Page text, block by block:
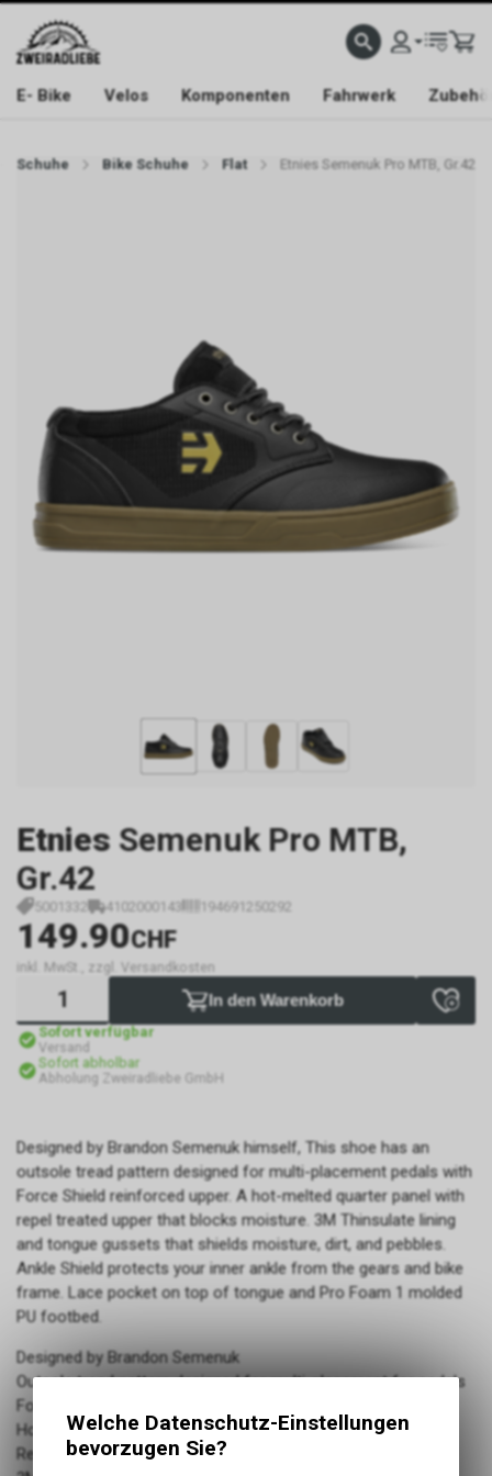
E- Bike Velos Komponenten Fahrwerk
Schuhe Bike Schuhe Flat Etnies Semenuk Pro MTB, Gr.42
Etnies Semenuk Pro MTB,
Gr.42
5001332 4102000143 194691250292
149.90CHF
inkl. MwSt., zzgl. Versandkosten
In den Warenkorb
Sofort verfügbar
Versand
Sofort abholbar
Abholung Zweiradliebe GmbH
Designed by Brandon Semenuk himself, This shoe has an
outsole tread pattern designed for multi-placement pedals with
Force Shield reinforced upper. A hot-melted quarter panel with
repel treated upper that blocks moisture. 3M Thinsulate lining
and tongue gussets that shields moisture, dirt, and pebbles.
Ankle Shield protects your inner ankle from the gears and bike
frame. Lace pocket on top of tongue and Pro Foam 1 molded
PU footbed.
Designed by Brandon Semenuk
Outsole tread pattern designed for multi-placement for pedals
Force Shield reinforced upper
Hot-melted quarter panel
Repel treated upper blocks moisture
Welche Datenschutz-Einstellungen
bevorzugen Sie?